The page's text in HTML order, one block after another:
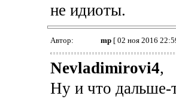
не идиоты.
Автор: mp[ 02 ноя 2016
Nevladimirovi4,
Ну и что дальше-